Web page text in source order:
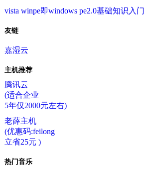
vista winpe即windows pe2.0基础知识入门
友链
嘉湿云
主机推荐
腾讯云
(适合企业
5年仅2000元左右)
老薛主机
(优惠码:feilong
立省25元 )
热门音乐